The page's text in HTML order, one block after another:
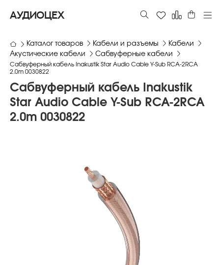
АУДИОЦЕХ
Каталог товаров Кабели и разъемы
Кабели
Акустические кабели
Сабвуферные кабели
Сабвуферный кабель Inakustik Star Audio Cable Y-Sub RCA-2RCA
2.0m 0030822
Сабвуферный кабель Inakustik
Star Audio Cable Y-Sub RCA-2RCA
2.0m 0030822